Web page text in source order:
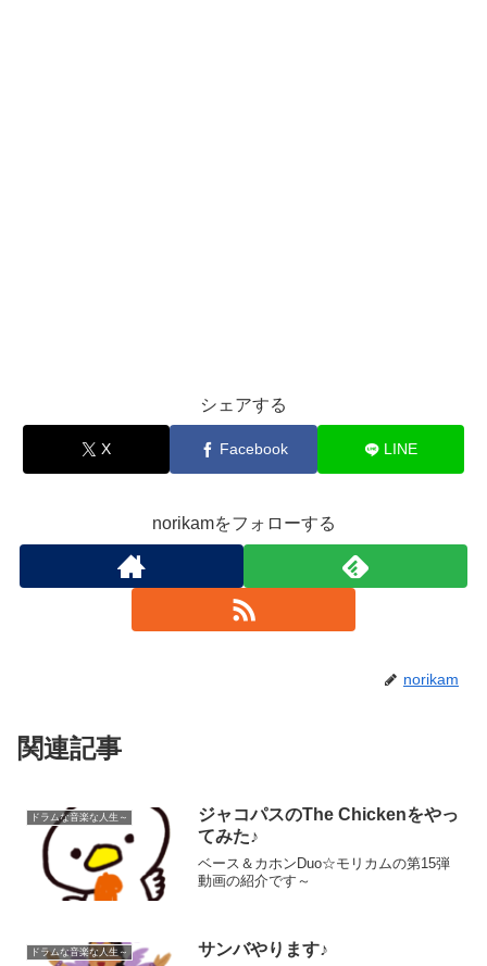
シェアする
X Facebook LINE
norikamをフォローする
norikam
関連記事
ドラムな音楽な人生～
ジャコパスのThe Chickenをやっ
てみた♪
ベース＆カホンDuo☆モリカムの第15弾
動画の紹介です～
ドラムな音楽な人生～ サンバやります♪